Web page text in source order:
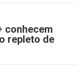
conhecem
repleto de